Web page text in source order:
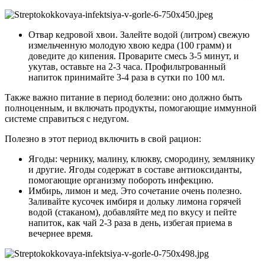
Отвар кедровой хвои. Залейте водой (литром) свежую
измельченную молодую хвою кедра (100 грамм) и
доведите до кипения. Проварите смесь 3-5 минут, и
укутав, оставьте на 2-3 часа. Профильтрованный
напиток принимайте 3-4 раза в сутки по 100 мл.
Также важно питание в период болезни: оно должно быть
полноценным, и включать продукты, помогающие иммунной
системе справиться с недугом.
Полезно в этот период включить в свой рацион:
Ягоды: чернику, малину, клюкву, смородину, землянику
и другие. Ягоды содержат в составе антиоксиданты,
помогающие организму побороть инфекцию.
Имбирь, лимон и мед. Это сочетание очень полезно.
Заливайте кусочек имбиря и дольку лимона горячей
водой (стаканом), добавляйте мед по вкусу и пейте
напиток, как чай 2-3 раза в день, избегая приема в
вечернее время.